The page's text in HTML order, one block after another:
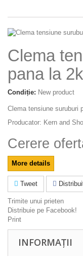
Clema
pana la
Condiție: New product
Clema tensiune suruburi
Producator: Kern and
Cerere
More details
Tweet
Trimite unui prieten
Distribuie pe Facebook!
Print
INFORMAȚII